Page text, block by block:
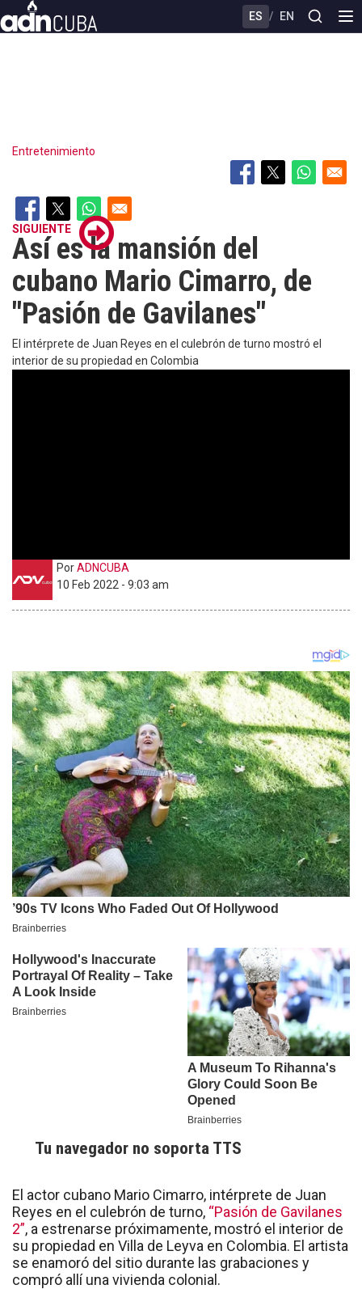
to
ES / EN
Entretenimiento
SIGUIENTE
Así es la mansión del
cubano Mario Cimarro, de
"Pasión de Gavilanes"
El intérprete de Juan Reyes en el culebrón de turno mostró el
interior de su propiedad en Colombia
PorADNCUBA
10 Feb 2022 - 9:03 am
Tu navegador no soporta TTS
El actor cubano Mario Cimarro, intérprete de Juan
Reyes en el culebrón de turno, “Pasión de Gavilanes
2”, a estrenarse próximamente, mostró el interior de
su propiedad en Villa de Leyva en Colombia. El artista
se enamoró del sitio durante las grabaciones y
compró allí una vivienda colonial.